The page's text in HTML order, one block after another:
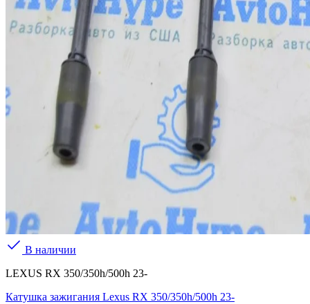
В наличии
LEXUS RX 350/350h/500h 23-
Катушка зажигания Lexus RX 350/350h/500h 23-